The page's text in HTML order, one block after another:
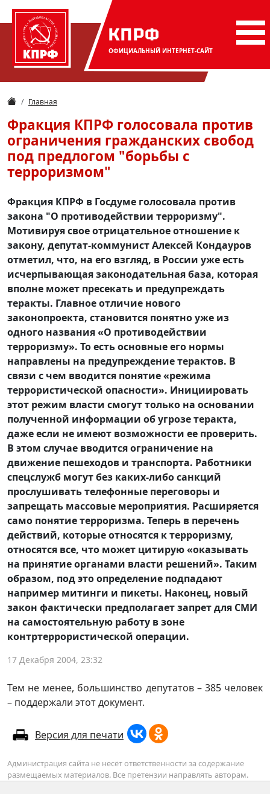
КПРФ
ОФИЦИАЛЬНЫЙ ИНТЕРНЕТ-САЙТ
Главная
Фракция КПРФ голосовала против
ограничения гражданских свобод
под предлогом "борьбы с
терроризмом"
Фракция КПРФ в Госдуме голосовала против
закона "О противодействии терроризму".
Мотивируя свое отрицательное отношение к
закону, депутат-коммунист Алексей Кондауров
отметил, что, на его взгляд, в России уже есть
исчерпывающая законодательная база, которая
вполне может пресекать и предупреждать
теракты. Главное отличие нового
законопроекта, становится понятно уже из
одного названия «О противодействии
терроризму». То есть основные его нормы
направлены на предупреждение терактов. В
связи с чем вводится понятие «режима
террористической опасности». Инициировать
этот режим власти смогут только на основании
полученной информации об угрозе теракта,
даже если не имеют возможности ее проверить.
В этом случае вводится ограничение на
движение пешеходов и транспорта. Работники
спецслужб могут без каких-либо санкций
прослушивать телефонные переговоры и
запрещать массовые мероприятия. Расширяется
само понятие терроризма. Теперь в перечень
действий, которые относятся к терроризму,
относятся все, что может цитирую «оказывать
на принятие органами власти решений». Таким
образом, под это определение подпадают
например митинги и пикеты. Наконец, новый
закон фактически предполагает запрет для СМИ
на самостоятельную работу в зоне
контртеррористической операции.
17 Декабря 2004, 23:32
Тем не менее, большинство депутатов – 385 человек
– поддержали этот документ.
Версия для печати
Администрация сайта не несёт ответственности за содержание
размещаемых материалов. Все претензии направлять авторам.